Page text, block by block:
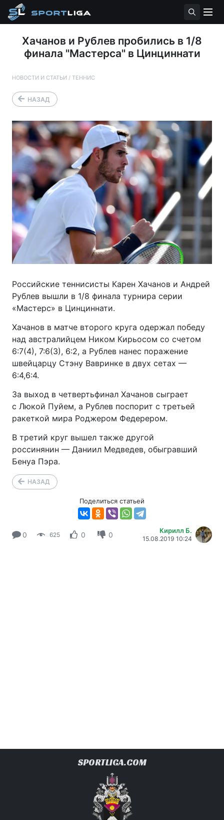
Хачанов и Рублев пробились в 1/8
финала "Мастерса" в Цинциннати
НОВОСТИ И СТАТЬИ / ТЕННИС
НАЗАД
Российские теннисисты Карен Хачанов и Андрей
Рублев вышли в 1/8 финала турнира серии
«Мастерс» в Цинциннати.
Хачанов в матче второго круга одержал победу
над австралийцем Ником Кирьосом со счетом
6:7(4), 7:6(3), 6:2, а Рублев нанес поражение
швейцарцу Стэну Вавринке в двух сетах —
6:4,6:4.
За выход в четвертьфинал Хачанов сыграет
с Люкой Пуйем, а Рублев поспорит с третьей
ракеткой мира Роджером Федерером.
В третий круг вышел также другой
россинянин — Даниил Медведев, обыгравший
Бенуа Пэра.
НАЗАД
Поделиться статьей
0 625 0 0 Кирилл Б.
15.08.2019 10:24
SPORTLIGA.COM